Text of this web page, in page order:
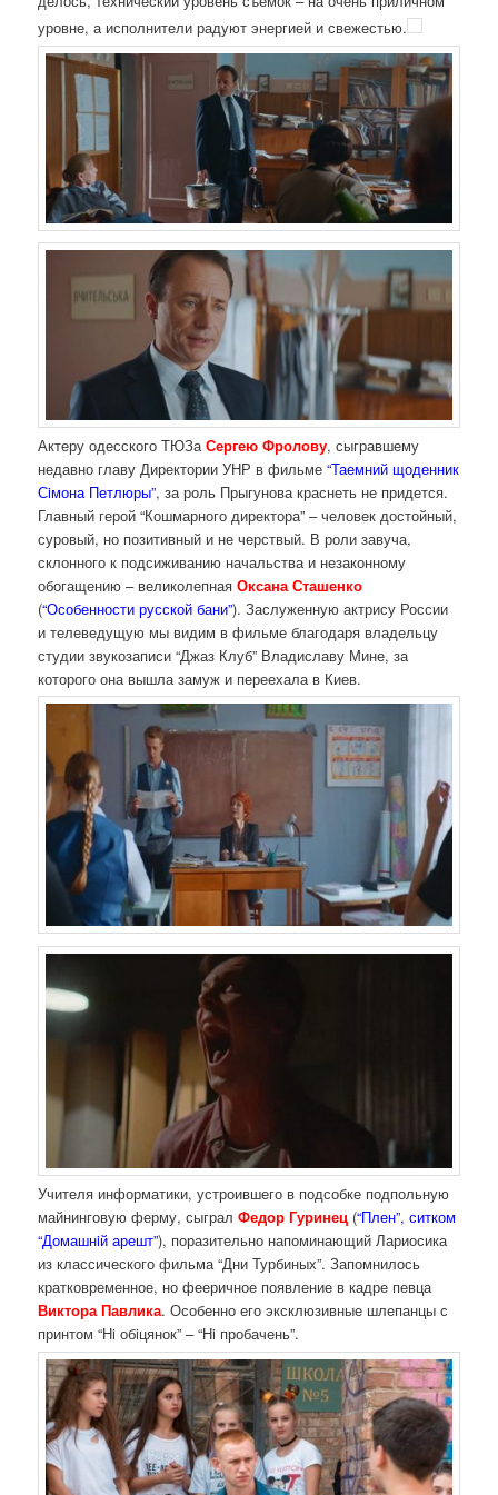
уровне, а исполнители радуют энергией и свежестью.
Актеру одесского ТЮЗа Сергею Фролову, сыгравшему
недавно главу Директории УНР в фильме“Таемний щоденник
Сiмона Петлюры”, за роль Прыгунова краснеть не придется.
Главный герой “Кошмарного директора” – человек достойный,
суровый, но позитивный и не черствый. В роли завуча,
склонного к подсиживанию начальства и незаконному
обогащению – великолепнаяОксана Сташенко
(“Особенности русской бани”). Заслуженную актрису России
и телеведущую мы видим в фильме благодаря владельцу
студии звукозаписи “Джаз Клуб” Владиславу Мине, за
которого она вышла замуж и переехала в Киев.
Учителя информатики, устроившего в подсобке подпольную
майнинговую ферму, сыгралФедор Гуринец (“Плен”, ситком
“Домашнiй арешт”), поразительно напоминающий Лариосика
из классического фильма “Дни Турбиных”. Запомнилось
кратковременное, но фееричное появление в кадре певца
Виктора Павлика. Особенно его эксклюзивные шлепанцы с
принтом “Нi обiцянок” – “Нi пробачень”.